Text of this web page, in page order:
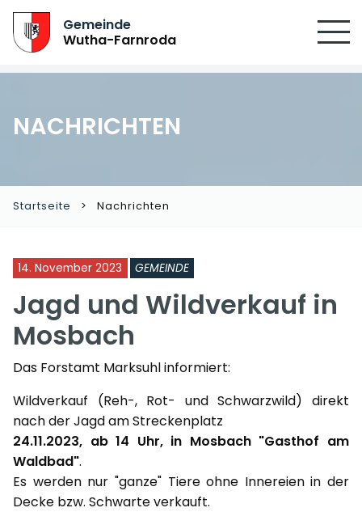
Gemeinde
Wutha-Farnroda
NACHRICHTEN
Startseite Nachrichten
14. November 2023 GEMEINDE
Jagd und Wildverkauf in
Mosbach
Das Forstamt Marksuhl informiert:
Wildverkauf (Reh-, Rot- und Schwarzwild) direkt
nach der Jagd am Streckenplatz
24.11.2023, ab 14 Uhr, in Mosbach "Gasthof am
Waldbad".
Es werden nur "ganze" Tiere ohne Innereien in der
Decke bzw. Schwarte verkauft.